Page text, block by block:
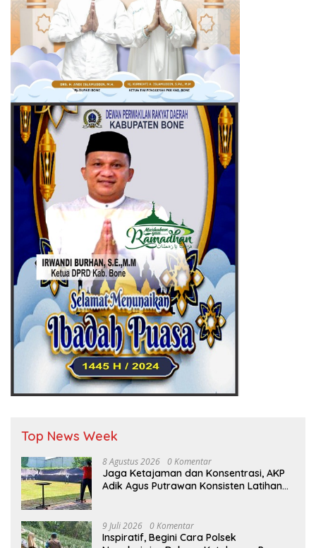
Top News Week
8 Agustus 2026 0 Komentar
Jaga Ketajaman dan Konsentrasi, AKP
Adik Agus Putrawan Konsisten Latihan
9 Juli 2026 0 Komentar
Inspiratif, Begini Cara Polsek